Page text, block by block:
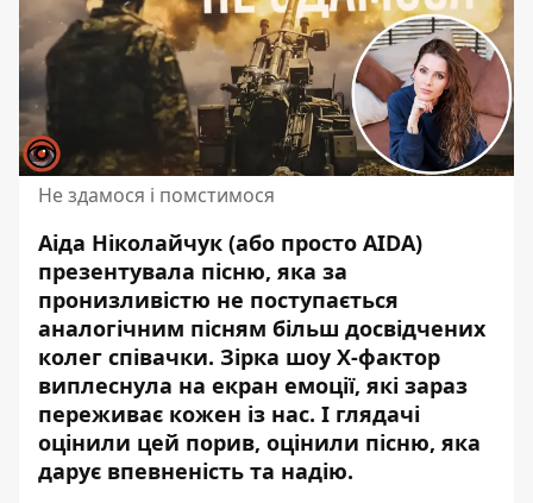
Не здамося і помстимося
Аіда Ніколайчук (або просто AIDA)
презентувала пісню, яка за
пронизливістю не поступається
аналогічним пісням більш досвідчених
колег співачки. Зірка шоу Х-фактор
виплеснула на екран емоції, які зараз
переживає кожен із нас. І глядачі
оцінили цей порив, оцінили пісню, яка
дарує впевненість та надію.